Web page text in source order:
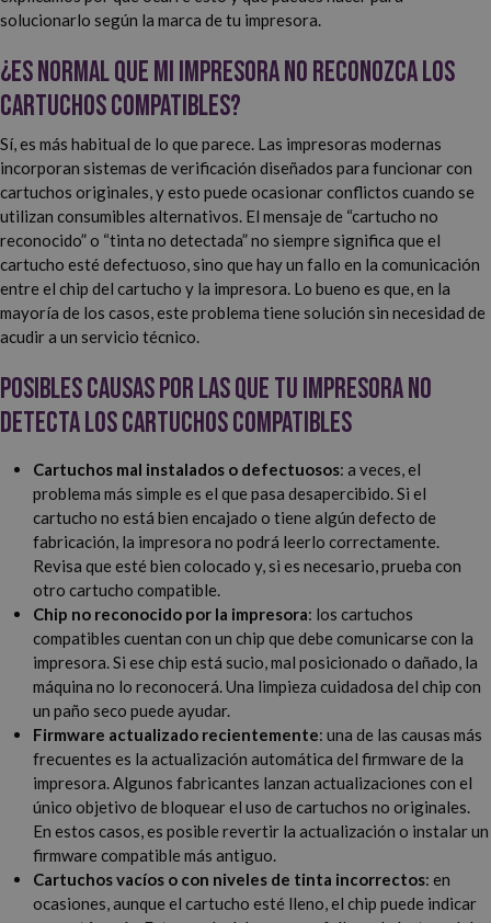
solucionarlo según la marca de tu impresora.
¿Es normal que mi impresora no reconozca los
cartuchos compatibles?
Sí, es más habitual de lo que parece. Las impresoras modernas
incorporan sistemas de verificación diseñados para funcionar con
cartuchos originales, y esto puede ocasionar conflictos cuando se
utilizan consumibles alternativos. El mensaje de “cartucho no
reconocido” o “tinta no detectada” no siempre significa que el
cartucho esté defectuoso, sino que hay un fallo en la comunicación
entre el chip del cartucho y la impresora. Lo bueno es que, en la
mayoría de los casos, este problema tiene solución sin necesidad de
acudir a un servicio técnico.
Posibles causas por las que tu impresora no
detecta los cartuchos compatibles
Cartuchos mal instalados o defectuosos: a veces, el
problema más simple es el que pasa desapercibido. Si el
cartucho no está bien encajado o tiene algún defecto de
fabricación, la impresora no podrá leerlo correctamente.
Revisa que esté bien colocado y, si es necesario, prueba con
otro cartucho compatible.
Chip no reconocido por la impresora: los cartuchos
compatibles cuentan con un chip que debe comunicarse con la
impresora. Si ese chip está sucio, mal posicionado o dañado, la
máquina no lo reconocerá. Una limpieza cuidadosa del chip con
un paño seco puede ayudar.
Firmware actualizado recientemente: una de las causas más
frecuentes es la actualización automática del firmware de la
impresora. Algunos fabricantes lanzan actualizaciones con el
único objetivo de bloquear el uso de cartuchos no originales.
En estos casos, es posible revertir la actualización o instalar un
firmware compatible más antiguo.
Cartuchos vacíos o con niveles de tinta incorrectos: en
ocasiones, aunque el cartucho esté lleno, el chip puede indicar